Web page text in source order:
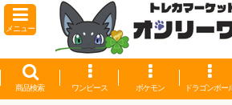
メニュー
商品検索 ワンピース ポケモン ドラゴンボー